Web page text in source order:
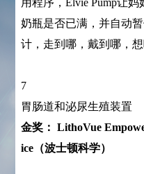
奶瓶是否已满，并自动
计，走到哪，戴到哪，想
7
胃肠道和泌尿生殖装置
金奖： LithoVue
ice（波士顿科学）